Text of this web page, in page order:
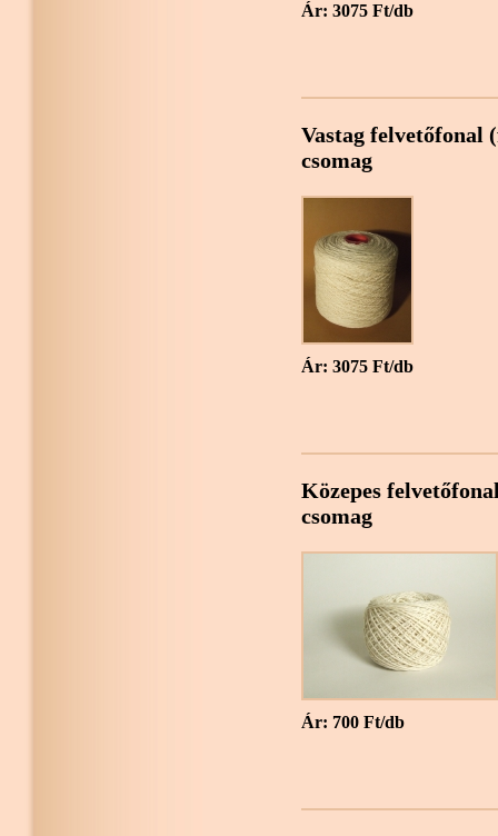
Ár: 3075 Ft/db
Vastag felvetőfonal
csomag
Ár: 3075 Ft/db
Közepes
csomag
Ár: 700 Ft/db